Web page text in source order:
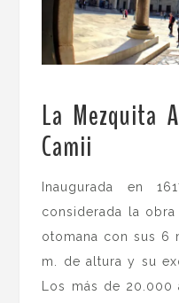
La Mezquita
Camii
Inaugurada en
considerada la
otomana con sus 6
m. de altura y su
Los más de 20.000